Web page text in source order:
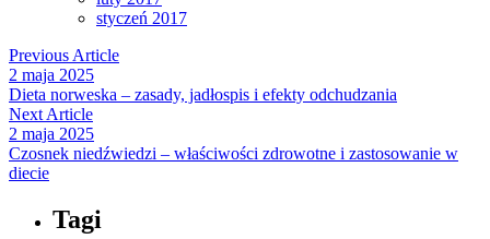
styczeń 2017
Previous Article
2 maja 2025
Dieta norweska – zasady, jadłospis i efekty odchudzania
Next Article
2 maja 2025
Czosnek niedźwiedzi – właściwości zdrowotne i zastosowanie w
diecie
Tagi